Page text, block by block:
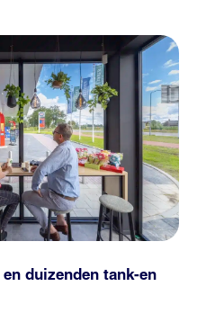
en duizenden tank-en